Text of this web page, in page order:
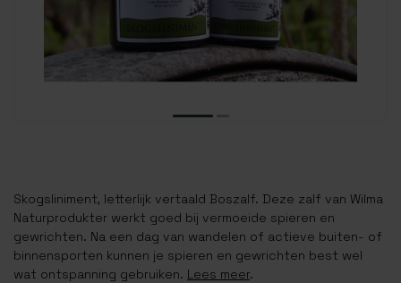
Skogsliniment, letterlijk vertaald Boszalf. Deze zalf van Wilma
Naturprodukter werkt goed bij vermoeide spieren en
gewrichten. Na een dag van wandelen of actieve buiten- of
binnensporten kunnen je spieren en gewrichten best wel
wat ontspanning gebruiken. Lees meer.